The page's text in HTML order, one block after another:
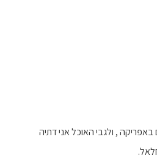
, ולגבי האוכל אני דתיה